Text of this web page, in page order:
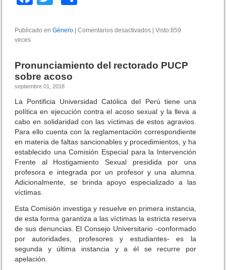
c
b
o
o
k
tt
m
ar
Publicado en Género | Comentarios desactivadose
n
a
s
e
n
U
n
i
v
s
i
d
a
d
| Visto:859
veces
Pronunciamiento del rectorado PUCP
sobre acoso
septiembre 01, 2018
La Pontificia Universidad Católica del Perú tiene una
política en ejecución contra el acoso sexual y la lleva a
cabo en solidaridad con las víctimas de estos agravios.
Para ello cuenta con la reglamentación correspondiente
en materia de faltas sancionables y procedimientos, y ha
establecido una Comisión Especial para la Intervención
Frente al Hostigamiento Sexual presidida por una
profesora e integrada por un profesor y una alumna.
Adicionalmente, se brinda apoyo especializado a las
víctimas.
Esta Comisión investiga y resuelve en primera instancia,
de esta forma garantiza a las víctimas la estricta reserva
de sus denuncias. El Consejo Universitario -conformado
por autoridades, profesores y estudiantes- es la
segunda y última instancia y a él se recurre por
apelación.